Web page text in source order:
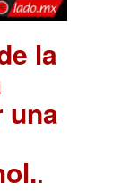
la
una
.